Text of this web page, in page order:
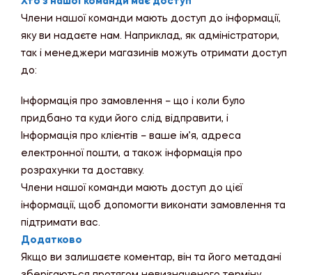
Члени нашої команди мають доступ до інформації,
яку ви надаєте нам. Наприклад, як адміністратори,
так і менеджери магазинів можуть отримати доступ
до:
Інформація про замовлення – що і коли було
придбано та куди його слід відправити, і
Інформація про клієнтів – ваше ім’я, адреса
електронної пошти, а також інформація про
розрахунки та доставку.
Члени нашої команди мають доступ до цієї
інформації, щоб допомогти виконати замовлення та
підтримати вас.
Додатково
Якщо ви залишаєте коментар, він та його метадані